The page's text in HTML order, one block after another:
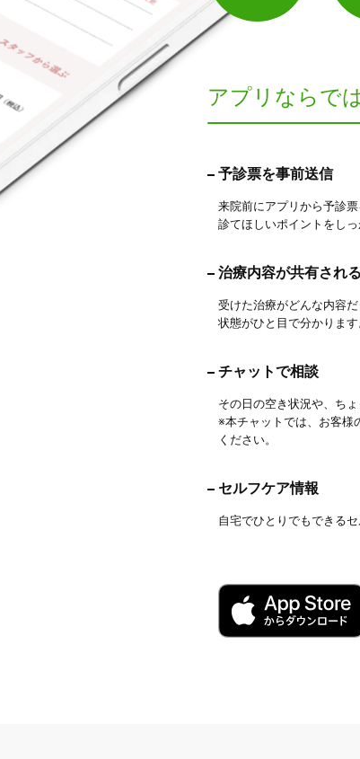
アプリならで
予診票を事前送信
来院前にアプリから予診票
診てほしいポイントをし
治療内容が共有される
受けた治療がどんな内容
状態がひと目で分かります
チャットで相談
その日の空き状況や、ち
※本チャットでは、お客様
ください。
セルフケア情報
自宅でひとりでもできる